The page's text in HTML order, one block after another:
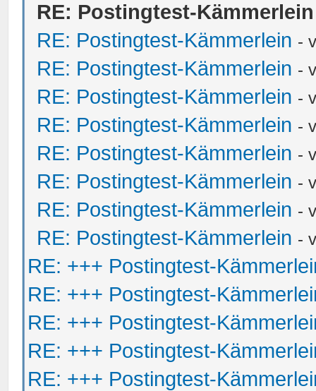
RE: Postingtest-Kämmerlein
RE: Postingtest-Kämmerlein -
RE: Postingtest-Kämmerlein -
RE: Postingtest-Kämmerlein -
RE: Postingtest-Kämmerlein -
RE: Postingtest-Kämmerlein -
RE: Postingtest-Kämmerlein -
RE: Postingtest-Kämmerlein -
RE: Postingtest-Kämmerlein -
RE: +++ Postingtest-
RE: +++ Postingtest-
RE: +++ Postingtest-
RE: +++ Postingtest-
RE: +++ Postingtest-